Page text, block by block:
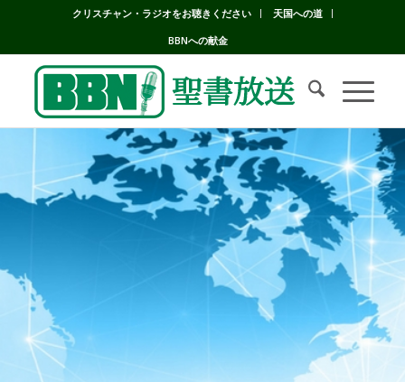
クリスチャン・ラジオをお聴きください
天国への道
BBNへの献金